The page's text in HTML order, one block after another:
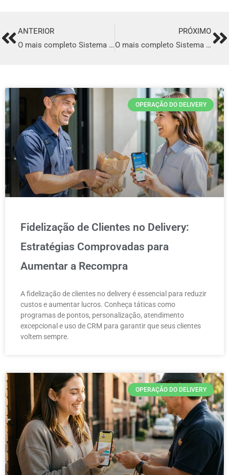
PrevANTERIOR
O mais completo Sistema para Delivery em Coari
PRÓXIMO
O mais completo Sistema para Delivery em Redenção
OPERAÇÃO DO DELIVERY
Fidelização de Clientes no Delivery:
Estratégias Comprovadas para
Aumentar a Recompra
A fidelização de clientes no delivery é essencial para reduzir
custos e aumentar lucros. Conheça táticas como
programas de pontos, personalização, atendimento
excepcional e uso de CRM para garantir que seus clientes
voltem sempre.
OPERAÇÃO DO DELIVERY